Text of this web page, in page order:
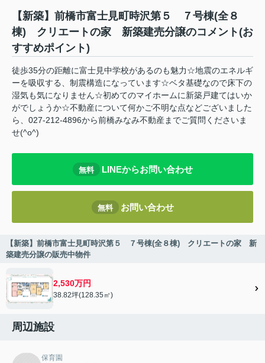
【新築】前橋市富士見町時沢第５ ７号棟(全８
棟) クリエートの家 新築建売分譲のコメント(お
すすめポイント)
徒歩35分の距離に富士見中学校があるのも魅力☆地震のエネルギ
ーを吸収する、制震構造になっています☆ベタ基礎なので床下の
湿気も気になりません☆初めてのマイホームに新築戸建てはいか
がでしょうか☆不動産について何かご不明な点などございました
ら、027-212-4896から前橋みなみ不動産までご質問くださいま
せ(^o^)
無料 LINEからお問い合わせ
無料 お問い合わせ
【新築】前橋市富士見町時沢第５ ７号棟(全８棟) クリエートの家 新
築建売分譲の販売中物件
2,530万円
38.82坪(128.35㎡)
周辺施設
保育園